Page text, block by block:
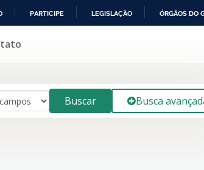
PARTICIPE LEGISLAÇÃO ÓRGÃOS DO
Buscar Busca